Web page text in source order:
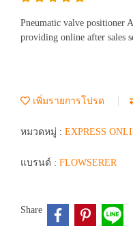
Pneumatic valve positioner
providing online after sales
เพิ่มรายการโปรด
หมวดหมู่ : EXPRESS
แบรนด์ : FLOWSERER
Share